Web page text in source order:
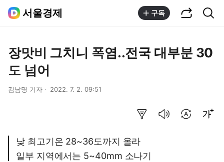
서울경제 구독
장맛비 그치니 폭염..전국 대부분 30
도 넘어
김남명 기자 2022. 7. 2. 09:51
낮 최고기온 28~36도까지 올라
일부 지역에서는 5~40mm 소나기